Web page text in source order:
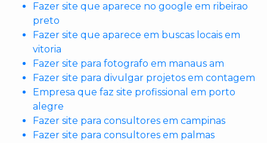
Fazer site que aparece no google em ribeirao
preto
Fazer site que aparece em buscas locais em
vitoria
Fazer site para fotografo em manaus am
Fazer site para divulgar projetos em contagem
Empresa que faz site profissional em porto
alegre
Fazer site para consultores em campinas
Fazer site para consultores em palmas